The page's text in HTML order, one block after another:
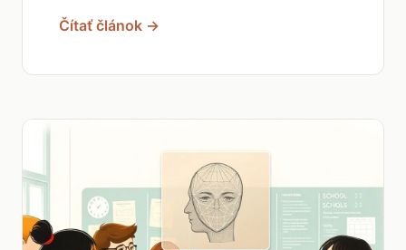
Čítať článok →